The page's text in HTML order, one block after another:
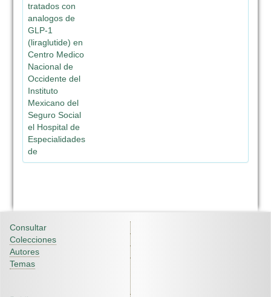
tratados con
analogos de
GLP-1
(liraglutide) en
Centro Medico
Nacional de
Occidente del
Instituto
Mexicano del
Seguro Social
el Hospital de
Especialidades
de
Consultar
Colecciones
Autores
Temas